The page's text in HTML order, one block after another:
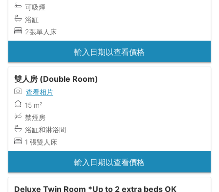
可吸煙
浴缸
2張單人床
輸入日期以查看價格
雙人房 (Double Room)
查看相片
15 m²
禁煙房
浴缸和淋浴間
1 張雙人床
輸入日期以查看價格
Deluxe Twin Room *Up to 2 extra beds OK